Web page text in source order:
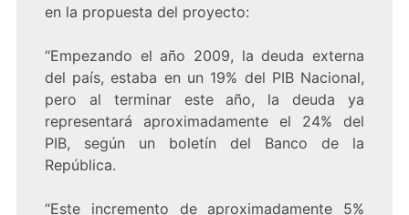
en la propuesta del proyecto:
“Empezando el año 2009, la deuda externa
del país, estaba en un 19% del PIB Nacional,
pero al terminar este año, la deuda ya
representará aproximadamente el 24% del
PIB, según un boletín del Banco de la
República.
“Este incremento de aproximadamente 5%